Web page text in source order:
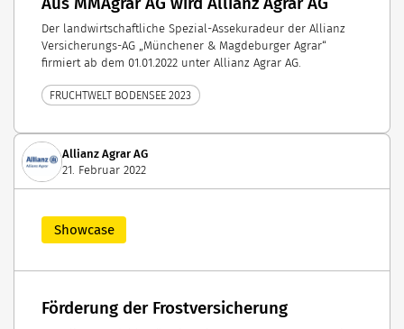
Der landwirtschaftliche Spezial-Assekuradeur der Allianz
Versicherungs-AG „Münchener & Magdeburger Agrar“
firmiert ab dem 01.01.2022 unter Allianz Agrar AG.
FRUCHTWELT BODENSEE 2023
Allianz Agrar AG
21. Februar 2022
Showcase
Förderung der Frostversicherung